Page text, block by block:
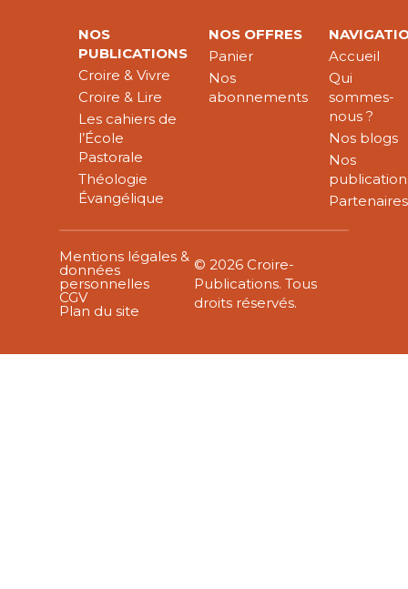
NOS
PUBLICATIONS
Croire & Vivre
Croire & Lire
Les cahiers de
l’École
Pastorale
Théologie
Évangélique
NOS OFFRES
Panier
Nos
abonnements
Accueil
Qui
sommes-
nous ?
Nos blogs
Nos
Partenaires
Mentions légales &
données
personnelles
CGV
Plan du site
© 2026 Croire-
Publications. Tous
droits réservés.